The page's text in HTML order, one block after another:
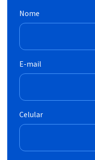
Nome
E-mail
Celular